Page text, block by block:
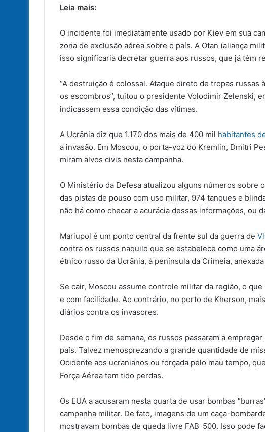
Leia mais:
O incidente foi imediatamente usado por Kiev em sua
zona de exclusão aérea sobre o país. A Otan (aliança
isso significaria decretar guerra aos russos, que já têm
“A destruição é colossal. Ataque direto de tropas russas
os escombros”, tuitou o presidente Volodimir Zelenski,
indicassem essa condição das vítimas.
A Ucrânia diz que 1.170 dos mais de 400 mil habitantes
a invasão. Em Moscou, o porta-voz do Kremlin, Dmitri
miram alvos civis nesta campanha.
O Ministério da Defesa atualizou alguns números sobre
das pistas de pouso com uso militar, 974 tanques e
não há como checar a acurácia dessas informações, ou
Mariupol é um ponto central da frente sul da guerra de
contra os russos naquilo que se estabelece como uma
étnico russo da Ucrânia, à península da Crimeia,
Se cair, Moscou assume controle militar da região, o
e com facilidade. Ao contrário, no porto de Kherson,
diários contra os invasores.
Desde o fim de semana, os russos passaram a
país. Talvez menosprezando a grande quantidade de
Ocidente aos ucranianos ou forçada pelo mau tempo,
Força Aérea tem tido perdas.
Os EUA a acusaram nesta quarta de usar bombas
campanha militar. De fato, imagens de um caça-
mostravam bombas de queda livre FAB-500. Isso pode